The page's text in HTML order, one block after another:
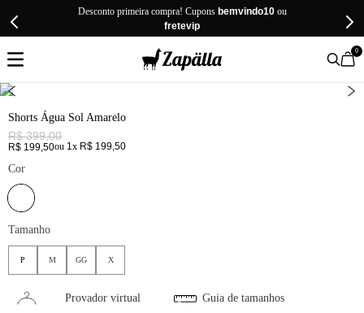
Desconto primeira compra! Cupons bemvindo10ou
fretevip
0
Shorts Água Sol Amarelo
R$ 399,00
R$ 199,50ou 1x R$ 199,50
Cor
Tamanho
P M GG X
Provador virtual Guia de tamanhos